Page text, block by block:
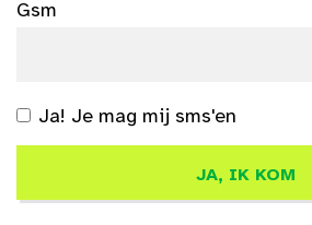
Gsm
Ja! Je mag mij sms'en